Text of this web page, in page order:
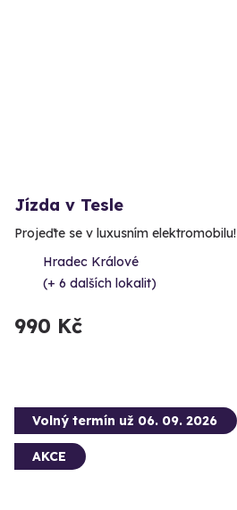
Jízda v Tesle
Projeďte se v luxusním elektromobilu!
Hradec Králové
(+ 6 dalších lokalit)
990 Kč
Volný termín už 06. 09. 2026
AKCE